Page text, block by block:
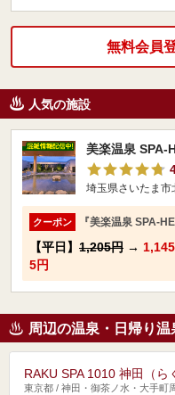
無料会員
人気の施設
美楽温泉 SPA-
埼玉県さいたま
クーポン 『美楽温泉 SPA-
【平日】 1,205円 →
5円
周辺の温泉・日帰り
RAKU SPA 1010 神田（ら
東京都 / 神田・御茶ノ水・大手町